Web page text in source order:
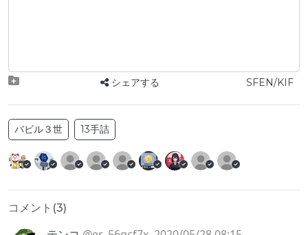
シェアする SFEN/KIF
バビル３世 13手詰
コメント(3)